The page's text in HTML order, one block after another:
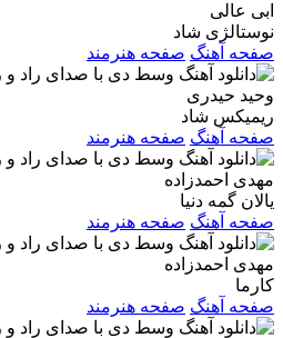
ابی عالی
نوستالژی شاد
صفحه آهنگ صفحه هنرمند
وحید حیدری
ریمیکس شاد
صفحه آهنگ صفحه هنرمند
مهدی احمدزاده
یالان گمه دنیا
صفحه آهنگ صفحه هنرمند
مهدی احمدزاده
کارما
صفحه آهنگ صفحه هنرمند